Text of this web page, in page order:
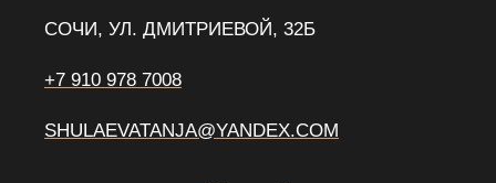
СОЧИ, УЛ. ДМИТРИЕВОЙ, 32Б
+7 910 978 7008
SHULAEVATANJA@YANDEX.COM